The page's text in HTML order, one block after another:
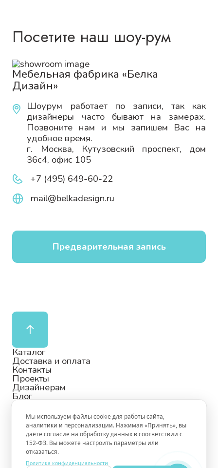
Посетите наш шоу-рум
Мебельная фабрика «Белка
Дизайн»
Шоурум работает по записи, так как
дизайнеры часто бывают на замерах.
Позвоните нам и мы запишем Вас на
удобное время.
г. Москва, Кутузовский проспект, дом
36с4, офис 105
+7 (495) 649-60-22
mail@belkadesign.ru
Предварительная запись
Каталог
Доставка и оплата
Контакты
Проекты
Дизайнерам
Блог
© БЕЛКАДИЗАЙН 1997-2026
ПОЛИТИКА КОНФИДЕНЦИАЛЬНОСТИ
ПУБЛИЧНАЯ ОФЕРТА
Мы используем файлы cookie для работы сайта,
аналитики и персонализации. Нажимая «Принять», вы
даёте согласие на обработку данных в соответствии с
152-ФЗ. Вы можете настроить параметры или
отказаться.
Политика конфиденциальности